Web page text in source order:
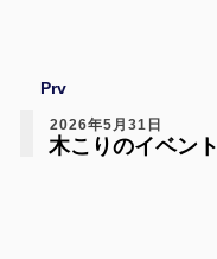
Prv
2026年5月31日
木こりのイベント